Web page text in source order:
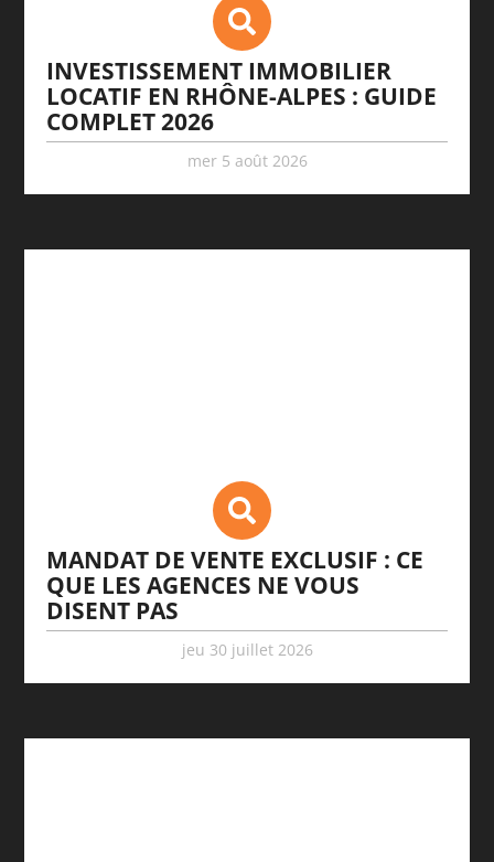
INVESTISSEMENT IMMOBILIER
LOCATIF EN RHÔNE-ALPES : GUIDE
COMPLET 2026
mer 5 août 2026
MANDAT DE VENTE EXCLUSIF : CE
QUE LES AGENCES NE VOUS
DISENT PAS
jeu 30 juillet 2026